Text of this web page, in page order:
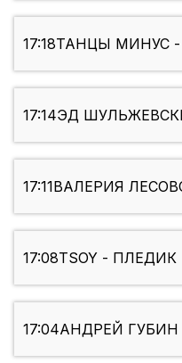
17:18ТАНЦЫ МИНУС -
17:14ЭД
17:11ВАЛЕРИЯ
17:08TSOY - ПЛЕДИК
17:04АНДРЕЙ